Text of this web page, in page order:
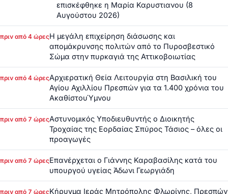
επισκέφθηκε η Μαρία Καρυστιανου (8
Αυγούστου 2026)
πριν από 4 ώρεςΗ μεγάλη επιχείρηση διάσωσης και
απομάκρυνσης πολιτών από το Πυροσβεστικό
Σώμα στην πυρκαγιά της Αττικοβοιωτίας
πριν από 4 ώρεςΑρχιερατική Θεία Λειτουργία στη Βασιλική του
Αγίου Αχιλλίου Πρεσπών για τα 1.400 χρόνια του
ΑκαθίστουΎμνου
πριν από 7 ώρεςΑστυνομικός Υποδιευθυντής ο Διοικητής
Τροχαίας της Εορδαίας Σπύρος Τάσιος – όλες οι
προαγωγές
πριν από 7 ώρεςΕπανέρχεται ο Γιάννης Καραβασίλης κατά του
υπουργού υγείας Άδωνι Γεωργιάδη
πριν από 7 ώρεςΚήρυγμα Ιεράς Μητρόπολης Φλωρίνης, Πρεσπών